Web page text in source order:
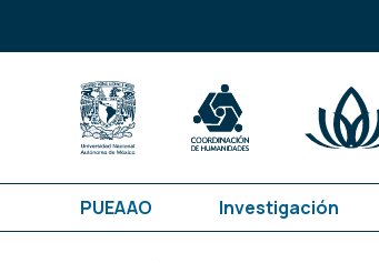
PUEAAO Investigación